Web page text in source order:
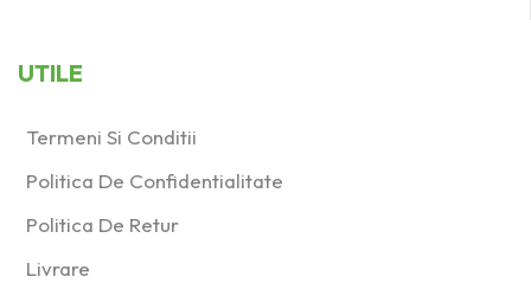
UTILE
Termeni Si Conditii
Politica De Confidentialitate
Politica De Retur
Livrare